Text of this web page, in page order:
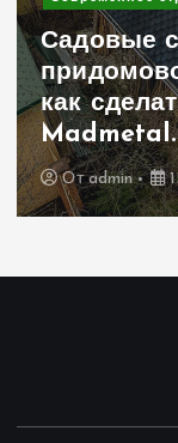
Садовые
как
Отadmin